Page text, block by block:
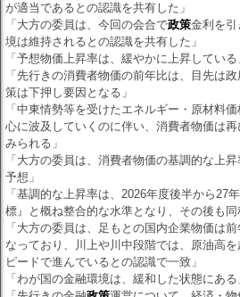
が適当であるとの認識を共有した」
「大方の委員は、今回の会合で政策金利を
境は維持されるとの認識を共有した」
「予想物価上昇率は、緩やかに上昇している
「先行きの消費者物価の前年比は、目先は
策は下押し要因となる」
「中東情勢等を受けたエネルギー・原材料
心に波及していくのに伴い、消費者物価は
みられる」
「大方の委員は、消費者物価の基調的な上
予想」
「基調的な上昇率は、2026年度後半から27
標』と概ね整合的な水準となり、その後も同
「大方の委員は、足もとの国内企業物価は
なっており、川上や川中段階では、原油高
ピードで進んでいるとの認識で一致」
「わが国の金融環境は、緩和した状態にある